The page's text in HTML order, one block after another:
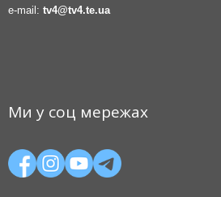
e-mail: tv4@tv4.te.ua
Ми у соц мережах